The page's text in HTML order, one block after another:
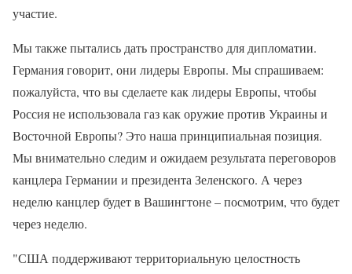
участие.
Мы также пытались дать пространство для дипломатии.
Германия говорит, они лидеры Европы. Мы спрашиваем:
пожалуйста, что вы сделаете как лидеры Европы, чтобы
Россия не использовала газ как оружие против Украины и
Восточной Европы? Это наша принципиальная позиция.
Мы внимательно следим и ожидаем результата переговоров
канцлера Германии и президента Зеленского. А через
неделю канцлер будет в Вашингтоне – посмотрим, что будет
через неделю.
"США поддерживают территориальную целостность